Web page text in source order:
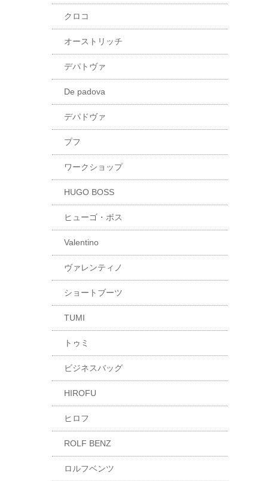
クロコ
オーストリッチ
デパトヴァ
De padova
デパドヴァ
プフ
ワークショップ
HUGO BOSS
ヒューゴ・ボス
Valentino
ヴァレンティノ
ショートブーツ
TUMI
トゥミ
ビジネスバッグ
HIROFU
ヒロフ
ROLF BENZ
ロルフベンツ